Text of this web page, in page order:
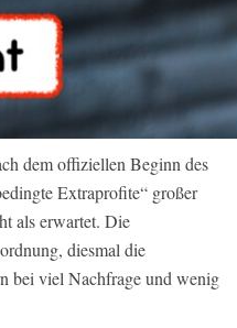
dem offiziellen Beginn des
Extraprofite“ großer
als erwartet. Die
diesmal die
bei viel Nachfrage und wenig